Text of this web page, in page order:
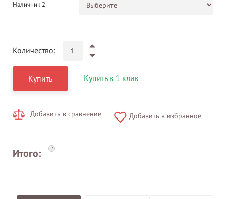
Наличник 2
Количество:
Купить Купить в 1 клик
Добавить в сравнение Добавить в избранное
Итого: ?